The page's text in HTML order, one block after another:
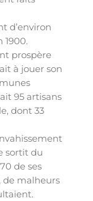
d’environ
1900.
prospère
à jouer son
95 artisans
dont 33
sortit du
de ses
de malheurs